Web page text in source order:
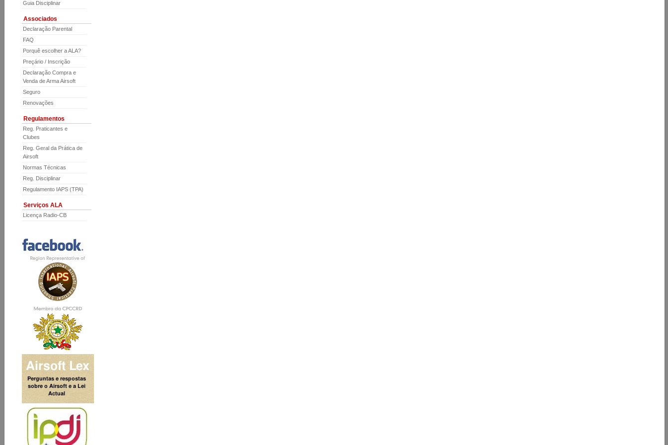
Guia Disciplinar
Associados
Declaração Parental
FAQ
Porquê escolher a ALA?
Preçário / Inscrição
Declaração Compra e
Venda de Arma Airsoft
Seguro
Renovações
Regulamentos
Reg. Praticantes e
Clubes
Reg. Geral da Prática de
Airsoft
Normas Técnicas
Reg. Disciplinar
Regulamento IAPS (TPA)
Serviços ALA
Licença Radio-CB